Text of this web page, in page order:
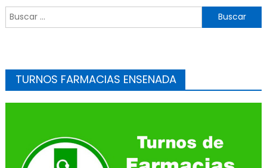
Buscar:
TURNOS FARMACIAS ENSENADA